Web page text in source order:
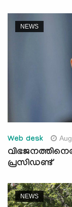
NEWS
Web desk
പ്രസിഡണ്ട്
NEWS